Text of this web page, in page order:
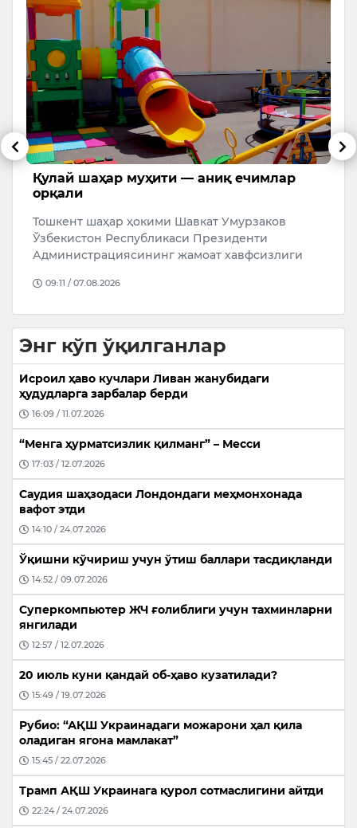
Қулай шаҳар муҳити — аниқ ечимлар
орқали
Тошкент шаҳар ҳокими Шавкат Умурзаков
Ўзбекистон Республикаси Президенти
Администрациясининг жамоат хавфсизлиги
09:11 / 07.08.2026
Энг кўп ўқилганлар
Исроил ҳаво кучлари Ливан жанубидаги
ҳудудларга зарбалар берди
16:09 / 11.07.2026
“Менга ҳурматсизлик қилманг” – Месси
17:03 / 12.07.2026
Саудия шаҳзодаси Лондондаги меҳмонхонада
вафот этди
14:10 / 24.07.2026
Ўқишни кўчириш учун ўтиш баллари тасдиқланди
14:52 / 09.07.2026
Суперкомпьютер ЖЧ ғолиблиги учун тахминларни
янгилади
12:57 / 12.07.2026
20 июль куни қандай об-ҳаво кузатилади?
15:49 / 19.07.2026
Рубио: “АҚШ Украинадаги можарони ҳал қила
оладиган ягона мамлакат”
15:45 / 22.07.2026
Трамп АҚШ Украинага қурол сотмаслигини айтди
22:24 / 24.07.2026